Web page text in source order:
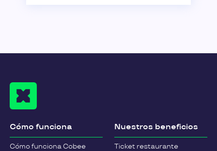
Cómo funciona
Cómo funciona Cobee
Nuestros beneficios
Ticket restaurante